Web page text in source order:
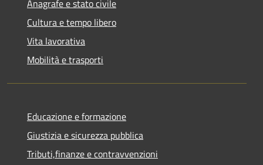
Anagrafe e stato civile
Cultura e tempo libero
Vita lavorativa
Mobilità e trasporti
Educazione e formazione
Giustizia e sicurezza pubblica
Tributi,finanze e contravvenzioni